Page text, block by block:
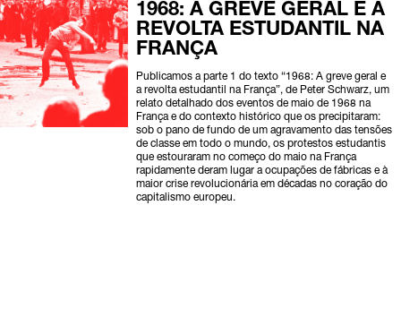
1968: A GREVE GERAL E A
REVOLTA ESTUDANTIL NA
FRANÇA
Publicamos a parte 1 do texto “1968: A greve geral e
a revolta estudantil na França”, de Peter Schwarz, um
relato detalhado dos eventos de maio de 1968 na
França e do contexto histórico que os precipitaram:
sob o pano de fundo de um agravamento das tensões
de classe em todo o mundo, os protestos estudantis
que estouraram no começo do maio na França
rapidamente deram lugar a ocupações de fábricas e à
maior crise revolucionária em décadas no coração do
capitalismo europeu.